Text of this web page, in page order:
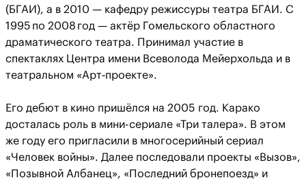
(БГАИ), а в 2010 — кафедру режиссуры театра БГАИ. С
1995 по 2008 год — актёр Гомельского областного
драматического театра. Принимал участие в
спектаклях Центра имени Всеволода Мейерхольда и в
театральном «Арт‑проекте».
Его дебют в кино пришёлся на 2005 год. Карако
досталась роль в мини-сериале «Три талера». В этом
же году его пригласили в многосерийный сериал
«Человек войны». Далее последовали проекты «Вызов»,
«Позывной Албанец», «Последний бронепоезд» и